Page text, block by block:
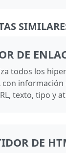
DE
todos los
con información
texto, tipo y
DE